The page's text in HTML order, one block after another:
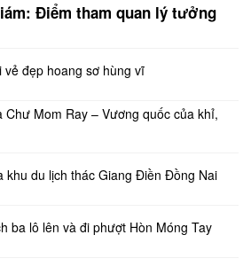
Điểm tham quan lý tưởng
đẹp hoang sơ hùng vĩ
Mom Ray – Vương quốc của khỉ,
khu du lịch thác Giang Điền Đồng Nai
ba lô lên và đi phượt Hòn Móng Tay